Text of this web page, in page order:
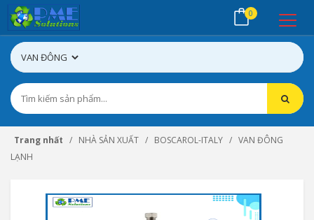
0
Trang nhất NHÀ SẢN XUẤT BOSCAROL-ITALY
VAN ĐÔNG
LẠNH